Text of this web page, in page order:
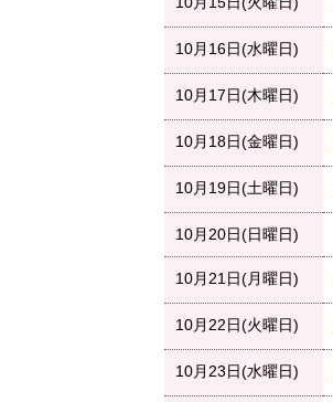
10月16日(水曜日)
10月17日(木曜日)
10月18日(金曜日)
10月19日(土曜日)
10月20日(日曜日)
10月21日(月曜日)
10月22日(火曜日)
10月23日(水曜日)